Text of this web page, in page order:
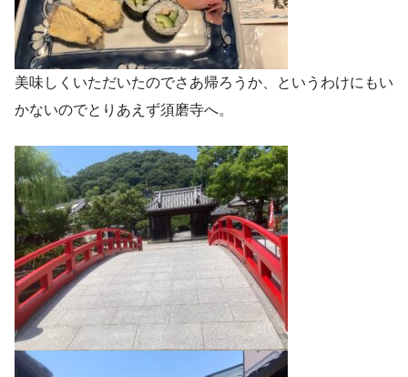
美味しくいただいたのでさあ帰ろうか、というわけにもい
かないのでとりあえず須磨寺へ。